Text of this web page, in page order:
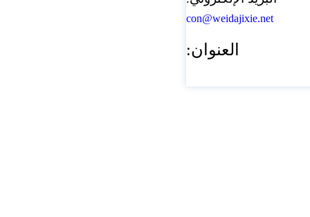
con@weidajixie.net
العنوان: